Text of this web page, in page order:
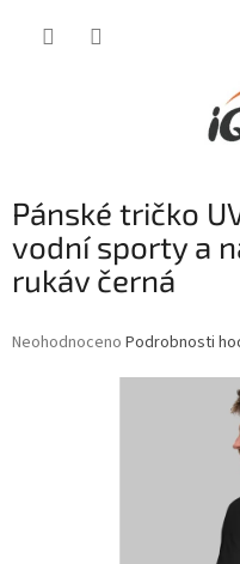
Pánské tričko
vodní sporty a
rukáv černá
Průměrné
Neohodnoceno Podrobnosti